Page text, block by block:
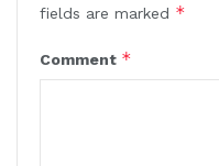
fields are marked *
Comment *